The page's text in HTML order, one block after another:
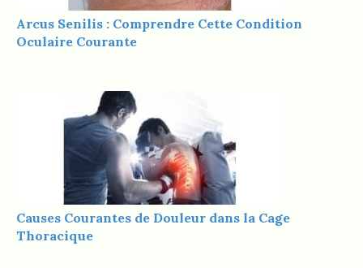
Arcus Senilis : Comprendre Cette Condition
Oculaire Courante
Causes Courantes de Douleur dans la Cage
Thoracique